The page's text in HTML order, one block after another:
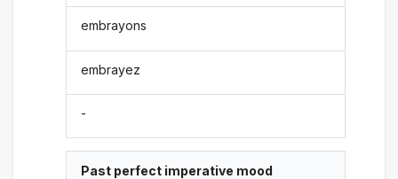
embrayons
embrayez
-
Past perfect imperative mood